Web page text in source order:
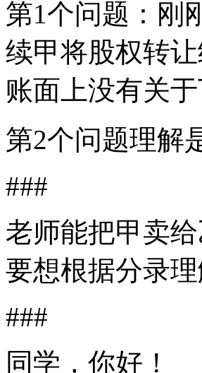
第1个问题：刚
续甲将股权转
账面上没有关
第2个问题理解
###
老师能把甲卖
要想根据分录
###
同学，你好！